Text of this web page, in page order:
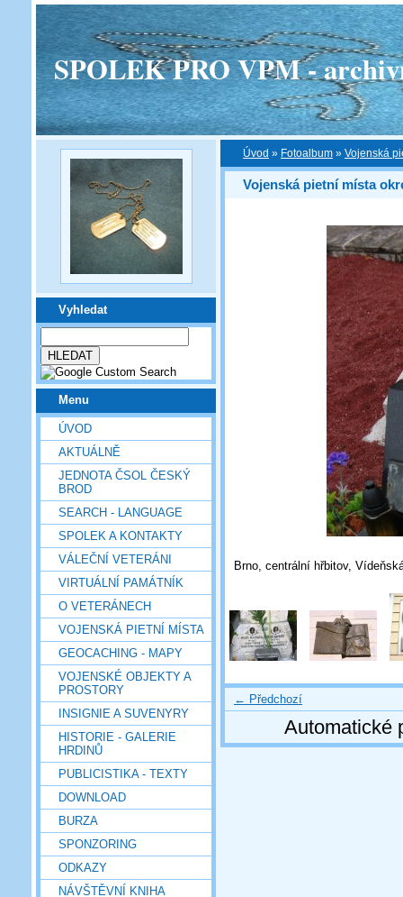
SPOLEK PRO VPM -
Vyhledat
Menu
ÚVOD
AKTUÁLNĚ
JEDNOTA ČSOL ČESKÝ
BROD
SEARCH - LANGUAGE
SPOLEK A KONTAKTY
VÁLEČNÍ VETERÁNI
VIRTUÁLNÍ PAMÁTNÍK
O VETERÁNECH
VOJENSKÁ PIETNÍ MÍSTA
GEOCACHING - MAPY
VOJENSKÉ OBJEKTY A
PROSTORY
INSIGNIE A SUVENYRY
HISTORIE - GALERIE
HRDINŮ
PUBLICISTIKA - TEXTY
DOWNLOAD
BURZA
SPONZORING
ODKAZY
NÁVŠTĚVNÍ KNIHA
Úvod » Fotoalbum » Vojenská
Vojenská pietní místa
Brno, centrální hřbitov,
← Předchozí
Automatické